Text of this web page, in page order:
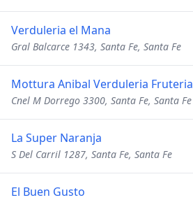
Verduleria el Mana
Gral Balcarce 1343, Santa Fe, Santa Fe
Mottura Anibal Verduleria Fruteria
Cnel M Dorrego 3300, Santa Fe, Santa Fe
La Super Naranja
S Del Carril 1287, Santa Fe, Santa Fe
El Buen Gusto